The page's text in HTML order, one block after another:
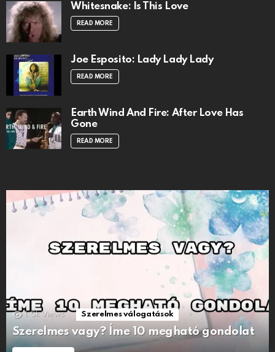
Whitesnake: Is This Love
READ MORE
Joe Esposito: Lady Lady Lady
READ MORE
Earth Wind And Fire: After Love Has
Gone
READ MORE
1.5k Views Szerelmes válogatások
Szerelmes vagy? Íme 10 megható gondolat